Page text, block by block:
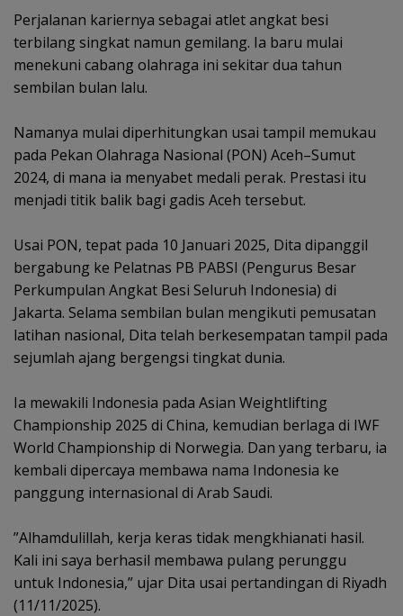
‎Perjalanan kariernya sebagai atlet angkat besi
terbilang singkat namun gemilang. Ia baru mulai
menekuni cabang olahraga ini sekitar dua tahun
sembilan bulan lalu.
‎Namanya mulai diperhitungkan usai tampil memukau
pada Pekan Olahraga Nasional (PON) Aceh–Sumut
2024, di mana ia menyabet medali perak. Prestasi itu
menjadi titik balik bagi gadis Aceh tersebut.
‎Usai PON, tepat pada 10 Januari 2025, Dita dipanggil
bergabung ke Pelatnas PB PABSI (Pengurus Besar
Perkumpulan Angkat Besi Seluruh Indonesia) di
Jakarta. Selama sembilan bulan mengikuti pemusatan
latihan nasional, Dita telah berkesempatan tampil pada
sejumlah ajang bergengsi tingkat dunia.
‎Ia mewakili Indonesia pada Asian Weightlifting
Championship 2025 di China, kemudian berlaga di IWF
World Championship di Norwegia. Dan yang terbaru, ia
kembali dipercaya membawa nama Indonesia ke
panggung internasional di Arab Saudi.
‎”Alhamdulillah, kerja keras tidak mengkhianati hasil.
Kali ini saya berhasil membawa pulang perunggu
untuk Indonesia,” ujar Dita usai pertandingan di Riyadh
(11/11/2025).